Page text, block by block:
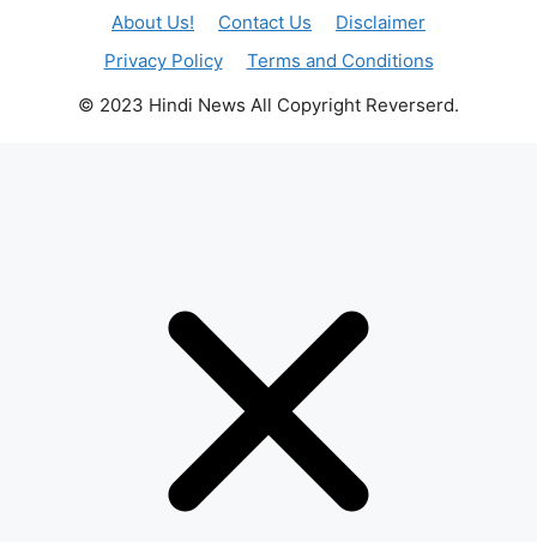
About Us! Contact Us
Disclaimer
Privacy Policy
Terms and Conditions
© 2023 Hindi News All Copyright Reverserd.